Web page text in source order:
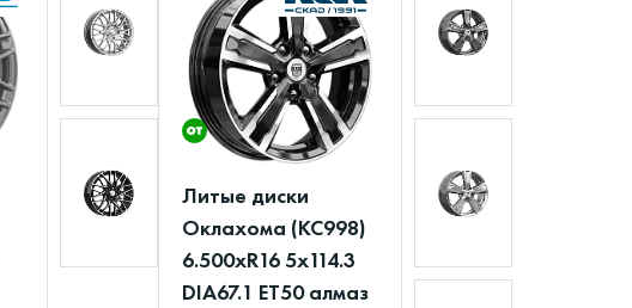
Литые диски
Оклахома (КС998)
6.500xR16 5x114.3
DIA67.1 ET50 алмаз